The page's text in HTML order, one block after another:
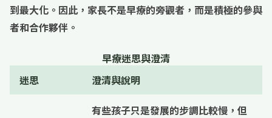
到最大化。因此，家長不是早療的旁觀者，而是積極的參與
者和合作夥伴。
早療迷思與澄清
迷思
澄清與說明
有些孩子只是發展的步調比較慢，但